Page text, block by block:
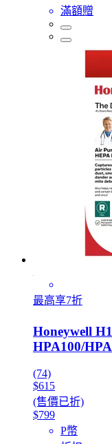
滿額贈
最高享7折
Honeywell
HPA100/
(74)
$615
(售價已折)
$799
P幣